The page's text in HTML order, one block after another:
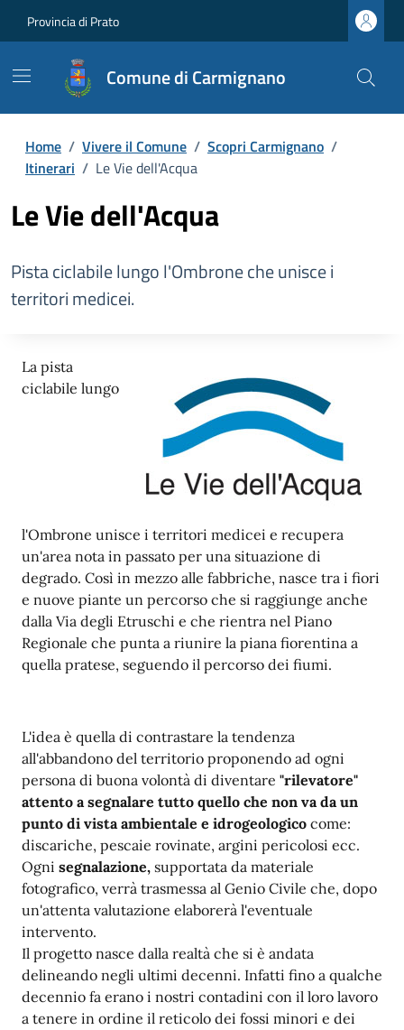
Provincia di Prato
Comune di Carmignano
Home / Vivere il Comune / Scopri Carmignano /
Itinerari / Le Vie dell'Acqua
Le Vie dell'Acqua
Pista ciclabile lungo l'Ombrone che unisce i
territori medicei.
La pista
ciclabile lungo
l'Ombrone unisce i territori medicei e recupera
un'area nota in passato per una situazione di
degrado. Così in mezzo alle fabbriche, nasce tra i fiori
e nuove piante un percorso che si raggiunge anche
dalla Via degli Etruschi e che rientra nel Piano
Regionale che punta a riunire la piana fiorentina a
quella pratese, seguendo il percorso dei fiumi.
L'idea è quella di contrastare la tendenza
all'abbandono del territorio proponendo ad ogni
persona di buona volontà di diventare "rilevatore"
attento a segnalare tutto quello che non va da un
punto di vista ambientale e idrogeologico come:
discariche, pescaie rovinate, argini pericolosi ecc.
Ogni segnalazione, supportata da materiale
fotografico, verrà trasmessa al Genio Civile che, dopo
un'attenta valutazione elaborerà l'eventuale
intervento.
Il progetto nasce dalla realtà che si è andata
delineando negli ultimi decenni. Infatti fino a qualche
decennio fa erano i nostri contadini con il loro lavoro
a tenere in ordine il reticolo dei fossi minori e dei